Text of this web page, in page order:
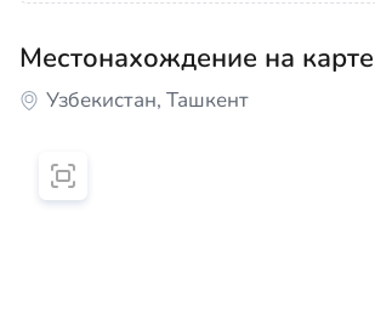
Местонахождение на карте
Узбекистан, Ташкент